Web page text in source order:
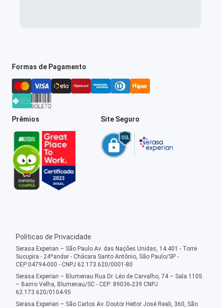
Formas de Pagamento
Prêmios Site Seguro
Políticas de Privacidade
Serasa Experian – São Paulo Av. das Nações Unidas, 14.401 - Torre
Sucupira - 24ºandar - Chácara Santo Antônio, São Paulo/SP -
CEP:04794-000 - CNPJ 62.173.620/0001-80
Serasa Experian – Blumenau Rua Dr. Léo de Carvalho, 74 – Sala 1105
– Bairro Velha, Blumenau/SC - CEP: 89036-239 CNPJ
62.173.620/0104-95
Serasa Experian – São Carlos Av. Doutor Heitor José Reali, 360, São